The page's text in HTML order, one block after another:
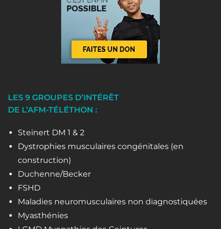
LES 9 GROUPES D’INTÉRÊT
DE L’AFM-TÉLÉTHON :
Steinert DM 1 & 2
Dystrophies musculaires congénitales (en
construction)
Duchenne/Becker
FSHD
Maladies neuromusculaires non diagnostiquées
Myasthénies